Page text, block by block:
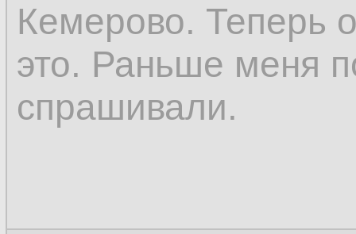
Кемерово. Теперь
это. Раньше меня
спрашивали.